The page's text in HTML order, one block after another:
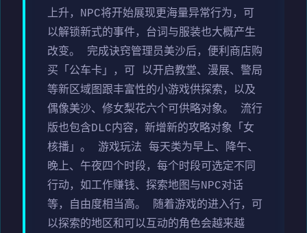
上升，NPC将开始展现更海量异常行为，可
以解锁新式的事件，台词与服装也大概产生
改变。 完成诀窍管理员美沙后，便利商店购
买「公车卡」，可 以开启教堂、漫展、警局
等新区域图跟丰富性的小游戏供探索，以及
偶像美沙、修女梨花六个可供略对象。 流行
版也包含DLC内容，新增新的攻略对象「女
核播」。 游戏玩法 每天类为早上、降午、
晚上、午夜四个时段，每个时段可选定不同
行动，如工作赚钱、探索地图与NPC对话
等，自由度相当高。 随着游戏的进入行，可
以探索的地区和可以互动的角色会越来越